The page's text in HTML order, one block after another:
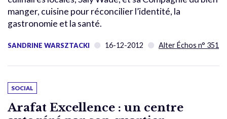
manger, cuisine pour réconcilier l’identité, la
gastronomie et la santé.
SANDRINE WARSZTACKI 16-12-2012 Alter Échos n° 351
SOCIAL
Arafat Excellence : un centre